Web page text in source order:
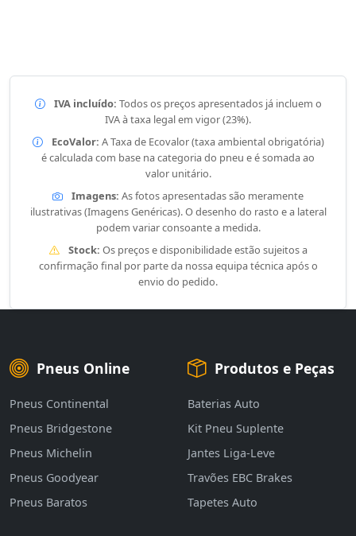
IVA incluído: Todos os preços apresentados já incluem o
IVA à taxa legal em vigor (23%).
EcoValor: A Taxa de Ecovalor (taxa ambiental obrigatória)
é calculada com base na categoria do pneu e é somada ao
valor unitário.
Imagens: As fotos apresentadas são meramente
ilustrativas (Imagens Genéricas). O desenho do rasto e a lateral
podem variar consoante a medida.
Stock: Os preços e disponibilidade estão sujeitos a
confirmação final por parte da nossa equipa técnica após o
envio do pedido.
Pneus Online
Pneus Continental
Pneus Bridgestone
Pneus Michelin
Pneus Goodyear
Pneus Baratos
Produtos e Peças
Baterias Auto
Kit Pneu Suplente
Jantes Liga-Leve
Travões EBC Brakes
Tapetes Auto